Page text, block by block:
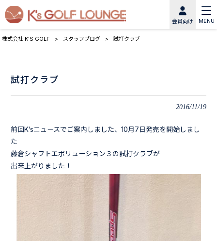
会員向け MENU
株式会社 K'S GOLF > スタッフブログ > 試打クラブ
試打クラブ
2016/11/19
前回K’sニュースでご案内しました、10月7日発売を開始しまし
た
藤倉シャフトエボリューション３の試打クラブが
出来上がりました！